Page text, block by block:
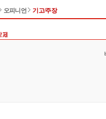
오피니언 기고/주장